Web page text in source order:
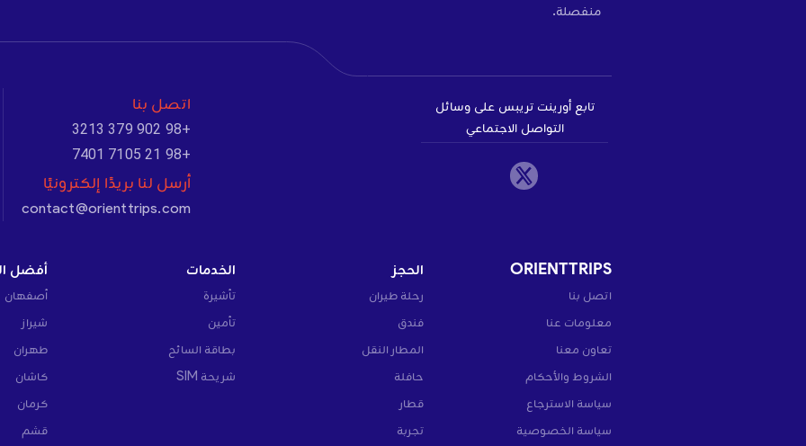
منفصلة.
تابع أورينت تريبس على وسائل
التواصل الاجتماعي
اتصل بنا
+98 902 379 3213
+98 21 7105 7401
أرسل لنا بريدًا إلكترونيًا
contact@orienttrips.com
ORIENTTRIPS
اتصل بنا
معلومات عنا
تعاون معنا
الشروط والأحكام
سياسة الاسترجاع
سياسة الخصوصية
الحجز
رحلة طيران
فندق
المطار النقل
حافلة
قطار
تجربة
الخدمات
تأشيرة
تأمين
بطاقة السائح
شريحة SIM
أفضل
أصفهان
شيراز
طهران
كاشان
كرمان
قشم